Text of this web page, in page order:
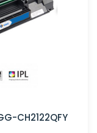
CH2122QFY